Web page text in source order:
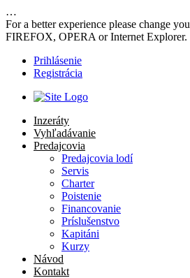
…
For a better experience please change
FIREFOX, OPERA or Internet Explorer.
Prihlásenie
Registrácia
Inzeráty
Vyhľadávanie
Predajcovia
Predajcovia lodí
Servis
Charter
Poistenie
Financovanie
Príslušenstvo
Kapitáni
Kurzy
Návod
Kontakt